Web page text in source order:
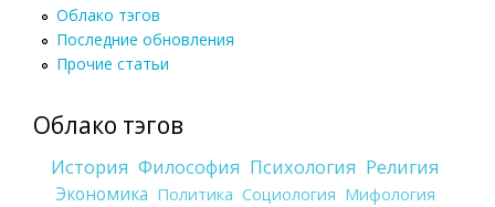
Облако тэгов
Последние обновления
Прочие статьи
Облако тэгов
История Философия Психология Религия
Экономика Политика Социология Мифология